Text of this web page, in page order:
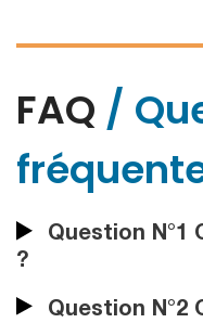
FAQ /
Question N°1
?
Question N°2